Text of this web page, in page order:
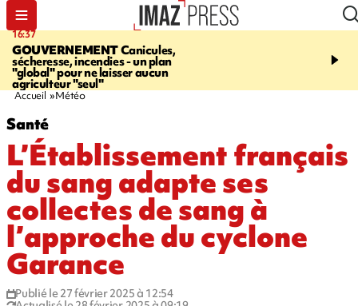
16:37
GOUVERNEMENTCanicules,
sécheresse, incendies - un plan
"global" pour ne laisser aucun
agriculteur "seul"
20:23
interpellé, coprs
Accueil Météo
Santé
L’Établissement français
du sang adapte ses
collectes de sang à
l’approche du cyclone
Garance
Publié le 27 février 2025 à 12:54